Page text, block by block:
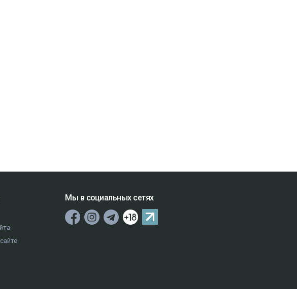
Мы в социальных сетях